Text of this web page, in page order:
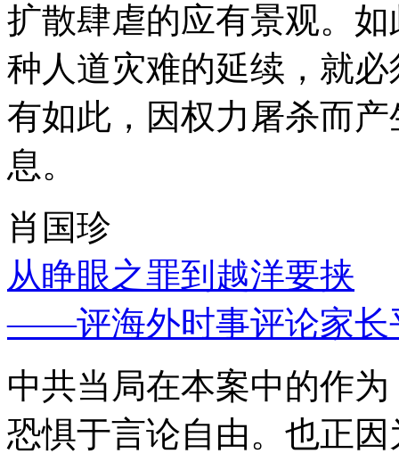
扩散肆虐的应有景观。
种人道灾难的延续，就
有如此，因权力屠杀而
息。
肖国珍
从睁眼之罪到越洋要挟
——评海外时事评论家长
中共当局在本案中的作
恐惧于言论自由。也正